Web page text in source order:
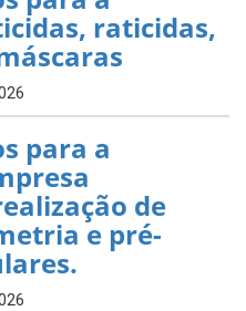
raticidas,
para a
de
e pré-